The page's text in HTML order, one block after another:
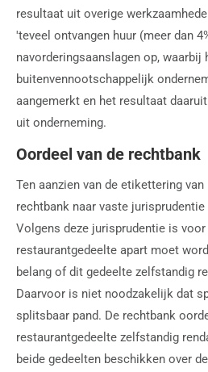
resultaat uit overige
'teveel ontvangen huur (meer dan
navorderingsaanslagen op,
buitenvennootschappelijk
aangemerkt en het resultaat
uit onderneming.
Oordeel van de rechtbank
Ten aanzien van de etikettering
rechtbank naar vaste jurisprudentie
Volgens deze jurisprudentie is
restaurantgedeelte apart moet
belang of dit gedeelte zelfstandig
Daarvoor is niet noodzakelijk dat
splitsbaar pand. De rechtbank
restaurantgedeelte zelfstandig
beide gedeelten beschikken over